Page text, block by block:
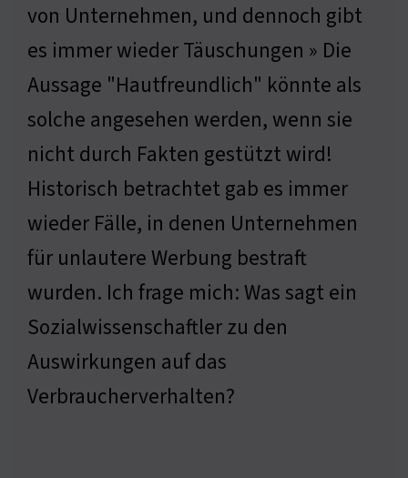
von Unternehmen, und dennoch gibt
es immer wieder Täuschungen » Die
Aussage "Hautfreundlich" könnte als
solche angesehen werden, wenn sie
nicht durch Fakten gestützt wird!
Historisch betrachtet gab es immer
wieder Fälle, in denen Unternehmen
für unlautere Werbung bestraft
wurden. Ich frage mich: Was sagt ein
Sozialwissenschaftler zu den
Auswirkungen auf das
Verbraucherverhalten?